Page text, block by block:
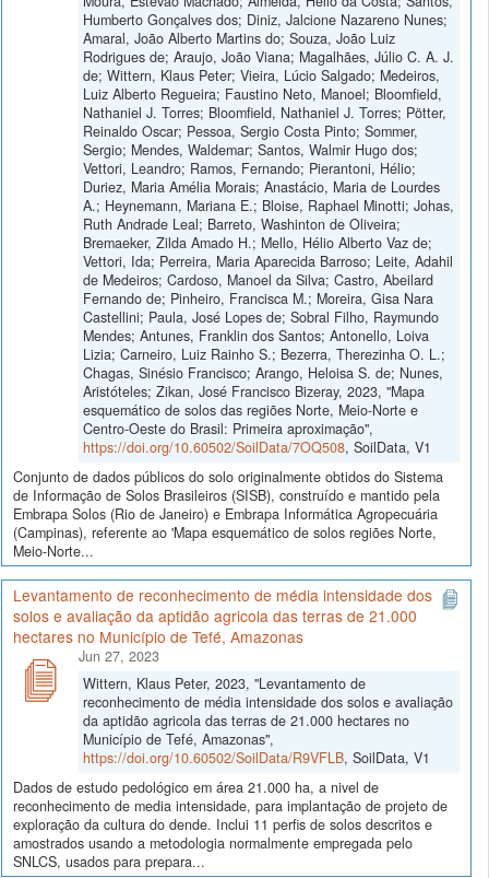
Humberto Gonçalves dos; Diniz, Jalcione Nazareno Nunes;
Amaral, João Alberto Martins do; Souza, João Luiz
Rodrigues de; Araujo, João Viana; Magalhães, Júlio C. A. J.
de; Wittern, Klaus Peter; Vieira, Lúcio Salgado; Medeiros,
Luiz Alberto Regueira; Faustino Neto, Manoel; Bloomfield,
Nathaniel J. Torres; Bloomfield, Nathaniel J. Torres; Pötter,
Reinaldo Oscar; Pessoa, Sergio Costa Pinto; Sommer,
Sergio; Mendes, Waldemar; Santos, Walmir Hugo dos;
Vettori, Leandro; Ramos, Fernando; Pierantoni, Hélio;
Duriez, Maria Amélia Morais; Anastácio, Maria de Lourdes
A.; Heynemann, Mariana E.; Bloise, Raphael Minotti; Johas,
Ruth Andrade Leal; Barreto, Washinton de Oliveira;
Bremaeker, Zilda Amado H.; Mello, Hélio Alberto Vaz de;
Vettori, Ida; Perreira, Maria Aparecida Barroso; Leite, Adahil
de Medeiros; Cardoso, Manoel da Silva; Castro, Abeilard
Fernando de; Pinheiro, Francisca M.; Moreira, Gisa Nara
Castellini; Paula, José Lopes de; Sobral Filho, Raymundo
Mendes; Antunes, Franklin dos Santos; Antonello, Loiva
Lizia; Carneiro, Luiz Rainho S.; Bezerra, Therezinha O. L.;
Chagas, Sinésio Francisco; Arango, Heloisa S. de; Nunes,
Aristóteles; Zikan, José Francisco Bizeray, 2023, "Mapa
esquemático de solos das regiões Norte, Meio-Norte e
Centro-Oeste do Brasil: Primeira aproximação",
https://doi.org/10.60502/SoilData/7OQ508, SoilData, V1
Conjunto de dados públicos do solo originalmente obtidos do Sistema
de Informação de Solos Brasileiros (SISB), construído e mantido pela
Embrapa Solos (Rio de Janeiro) e Embrapa Informática Agropecuária
(Campinas), referente ao 'Mapa esquemático de solos regiões Norte,
Meio-Norte...
Levantamento de reconhecimento de média intensidade dos
solos e avaliação da aptidão agricola das terras de 21.000
hectares no Município de Tefé, Amazonas
Jun 27, 2023
Wittern, Klaus Peter, 2023, "Levantamento de
reconhecimento de média intensidade dos solos e avaliação
da aptidão agricola das terras de 21.000 hectares no
Município de Tefé, Amazonas",
https://doi.org/10.60502/SoilData/R9VFLB, SoilData, V1
Dados de estudo pedológico em área 21.000 ha, a nivel de
reconhecimento de media intensidade, para implantação de projeto de
exploração da cultura do dende. Inclui 11 perfis de solos descritos e
amostrados usando a metodologia normalmente empregada pelo
SNLCS, usados para prepara...